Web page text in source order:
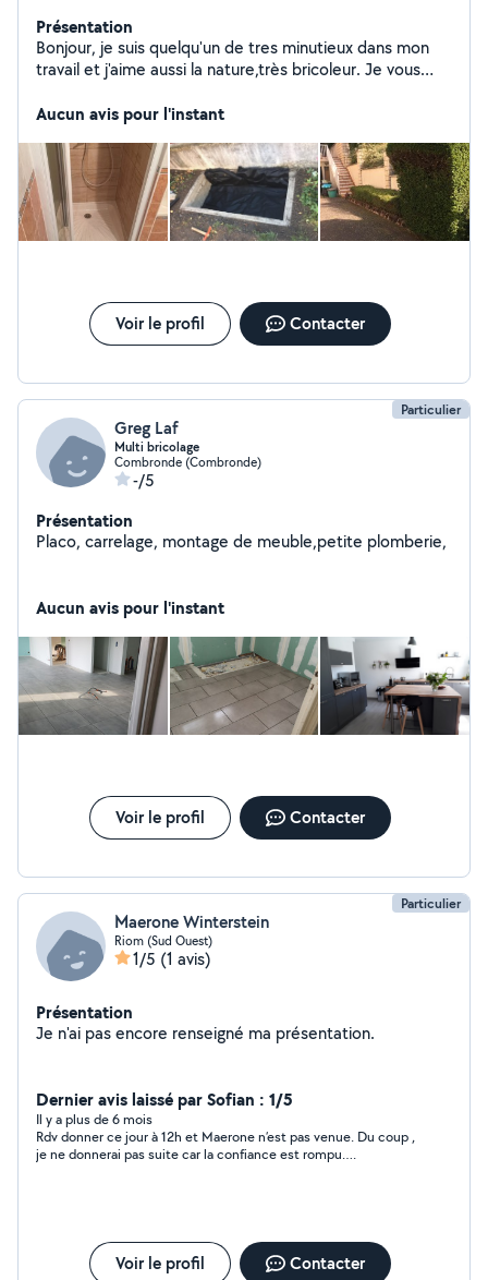
Présentation
Bonjour, je suis quelqu'un de tres minutieux dans mon
travail et j'aime aussi la nature,très bricoleur. Je vous
robinet, taille de haie , poser un cadre au mur etc..
Aucun avis pour l'instant
Voir le profil Contacter
Particulier
Greg Laf
Multi bricolage
Combronde (Combronde)
-/5
Présentation
Placo, carrelage, montage de meuble,petite plomberie,
Aucun avis pour l'instant
Voir le profil Contacter
Particulier
Maerone Winterstein
Riom (Sud Ouest)
1/5 (1 avis)
Présentation
Je n'ai pas encore renseigné ma présentation.
Dernier avis laissé par Sofian : 1/5
Il y a plus de 6 mois
Rdv donner ce jour à 12h et Maerone n’est pas venue. Du coup ,
je ne donnerai pas suite car la confiance est rompu….
Voir le profil Contacter